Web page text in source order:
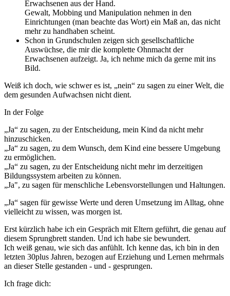
Erwachsenen aus der Hand.
Gewalt, Mobbing und Manipulation nehmen in den
Einrichtungen (man beachte das Wort) ein Maß an, das nicht
mehr zu handhaben scheint.
Schon in Grundschulen zeigen sich gesellschaftliche
Auswüchse, die mir die komplette Ohnmacht der
Erwachsenen aufzeigt. Ja, ich nehme mich da gerne mit ins
Bild.
Weiß ich doch, wie schwer es ist, „nein“ zu sagen zu einer Welt, die
dem gesunden Aufwachsen nicht dient.
In der Folge
„Ja“ zu sagen, zu der Entscheidung, mein Kind da nicht mehr
hinzuschicken.
„Ja“ zu sagen, zu dem Wunsch, dem Kind eine bessere Umgebung
zu ermöglichen.
„Ja“ zu sagen, zu der Entscheidung nicht mehr im derzeitigen
Bildungssystem arbeiten zu können.
„Ja", zu sagen für menschliche Lebensvorstellungen und Haltungen.
„Ja“ sagen für gewisse Werte und deren Umsetzung im Alltag, ohne
vielleicht zu wissen, was morgen ist.
Erst kürzlich habe ich ein Gespräch mit Eltern geführt, die genau auf
diesem Sprungbrett standen. Und ich habe sie bewundert.
Ich weiß genau, wie sich das anfühlt. Ich kenne das, ich bin in den
letzten 30plus Jahren, bezogen auf Erziehung und Lernen mehrmals
an dieser Stelle gestanden - und - gesprungen.
Ich frage dich: